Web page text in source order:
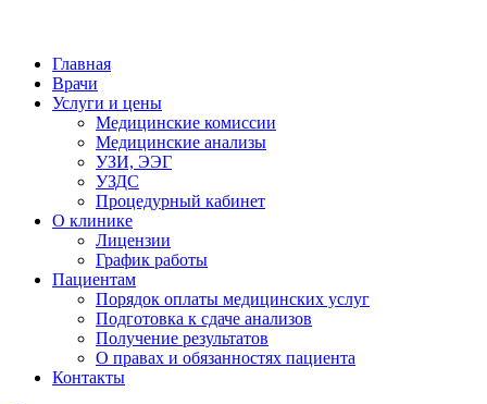
Главная
Врачи
Услуги и цены
Медицинские комиссии
Медицинские анализы
УЗИ, ЭЭГ
УЗДС
Процедурный кабинет
О клинике
Лицензии
График работы
Пациентам
Порядок оплаты медицинских услуг
Подготовка к сдаче анализов
Получение результатов
О правах и обязанностях пациента
Контакты